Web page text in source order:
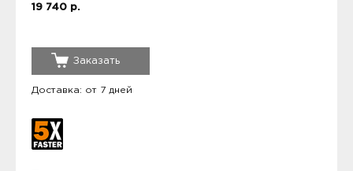
19 740 р.
Заказать
Доставка: от 7 дней